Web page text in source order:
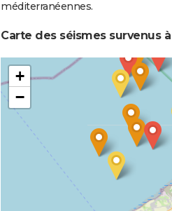
méditerranéennes.
Carte des séismes survenus
+
−